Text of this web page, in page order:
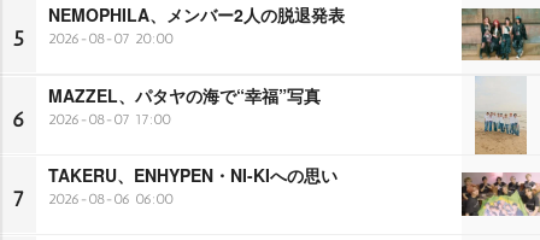
5
NEMOPHILA、メンバー2人の脱退発表
2026-08-07 20:00
6
MAZZEL、パタヤの海で“幸福”写真
2026-08-07 17:00
7
TAKERU、ENHYPEN・NI-KIへの思い
2026-08-06 06:00